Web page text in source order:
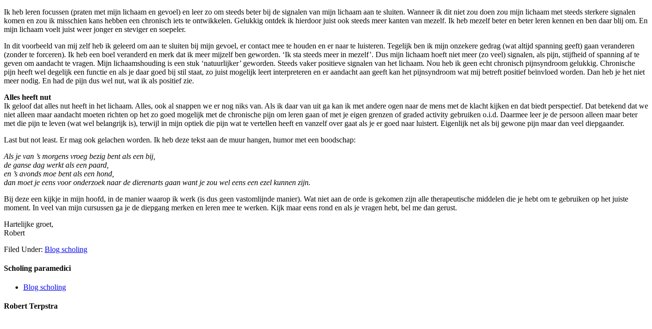
Ik heb leren focussen (praten met mijn lichaam en gevoel) en leer zo om steeds beter bij de signalen van mijn lichaam aan te sluiten. Wanneer ik dit niet zou doen zou mijn lichaam met steeds sterkere signalen
komen en zou ik misschien kans hebben een chronisch iets te ontwikkelen. Gelukkig ontdek ik hierdoor juist ook steeds meer kanten van mezelf. Ik heb mezelf beter en beter leren kennen en ben daar blij om. En
mijn lichaam voelt juist weer jonger en steviger en soepeler.
In dit voorbeeld van mij zelf heb ik geleerd om aan te sluiten bij mijn gevoel, er contact mee te houden en er naar te luisteren. Tegelijk ben ik mijn onzekere gedrag (wat altijd spanning geeft) gaan veranderen
(zonder te forceren). Ik heb een boel veranderd en merk dat ik meer mijzelf ben geworden. ‘Ik sta steeds meer in mezelf’. Dus mijn lichaam hoeft niet meer (zo veel) signalen, als pijn, stijfheid of spanning af te
geven om aandacht te vragen. Mijn lichaamshouding is een stuk ‘natuurlijker’ geworden. Steeds vaker positieve signalen van het lichaam. Nou heb ik geen echt chronisch pijnsyndroom gelukkig. Chronische
pijn heeft wel degelijk een functie en als je daar goed bij stil staat, zo juist mogelijk leert interpreteren en er aandacht aan geeft kan het pijnsyndroom wat mij betreft positief beïnvloed worden. Dan heb je het niet
meer nodig. En had de pijn dus wel nut, wat ik als positief zie.
Alles heeft nut
Ik geloof dat alles nut heeft in het lichaam. Alles, ook al snappen we er nog niks van. Als ik daar van uit ga kan ik met andere ogen naar de mens met de klacht kijken en dat biedt perspectief. Dat betekend dat we
niet alleen maar aandacht moeten richten op het zo goed mogelijk met de chronische pijn om leren gaan of met je eigen grenzen of graded activity gebruiken o.i.d. Daarmee leer je de persoon alleen maar beter
met die pijn te leven (wat wel belangrijk is), terwijl in mijn optiek die pijn wat te vertellen heeft en vanzelf over gaat als je er goed naar luistert. Eigenlijk net als bij gewone pijn maar dan veel diepgaander.
Last but not least. Er mag ook gelachen worden. Ik heb deze tekst aan de muur hangen, humor met een boodschap:
Als je van ’s morgens vroeg bezig bent als een bij,
de ganse dag werkt als een paard,
en ’s avonds moe bent als een hond,
dan moet je eens voor onderzoek naar de dierenarts gaan want je zou wel eens een ezel kunnen zijn.
Bij deze een kijkje in mijn hoofd, in de manier waarop ik werk (is dus geen vastomlijnde manier). Wat niet aan de orde is gekomen zijn alle therapeutische middelen die je hebt om te gebruiken op het juiste
moment. In veel van mijn cursussen ga je de diepgang merken en leren mee te werken. Kijk maar eens rond en als je vragen hebt, bel me dan gerust.
Hartelijke groet,
Robert
Filed Under: Blog scholing
Scholing paramedici
Blog scholing
Robert Terpstra